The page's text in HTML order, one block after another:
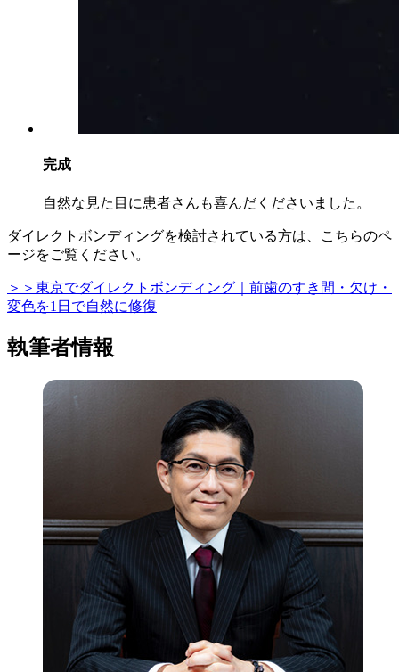
完成
自然な見た目に患者さんも喜んだくださいました。
ダイレクトボンディングを検討されている方は、こちらのペ
ージをご覧ください。
＞＞東京でダイレクトボンディング｜前歯のすき間・欠け・
変色を1日で自然に修復
執筆者情報